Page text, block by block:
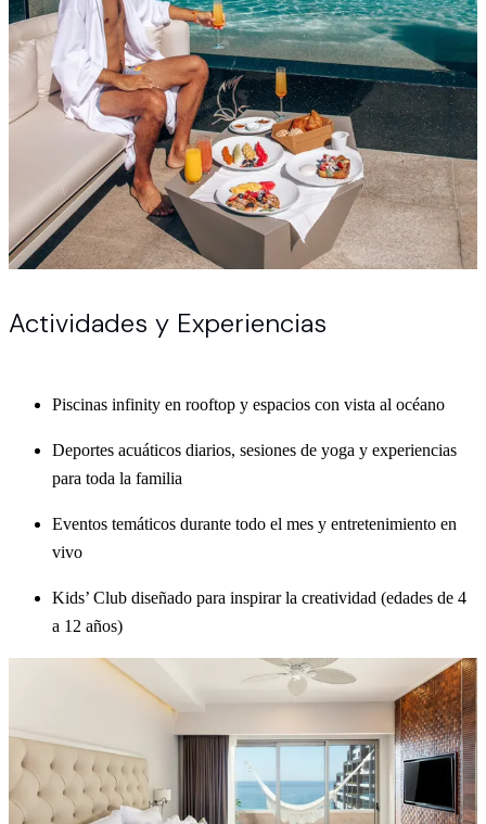
Actividades y Experiencias
Piscinas infinity en rooftop y espacios con vista al océano
Deportes acuáticos diarios, sesiones de yoga y experiencias
para toda la familia
Eventos temáticos durante todo el mes y entretenimiento en
vivo
Kids’ Club diseñado para inspirar la creatividad (edades de 4
a 12 años)